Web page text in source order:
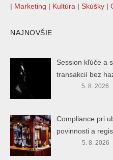
| Marketing | Kultúra | Skúšky |
NAJNOVŠIE
Session kľúče a
transakcií bez
5. 8. 2026
Compliance pri
povinnosti a
5. 8. 2026